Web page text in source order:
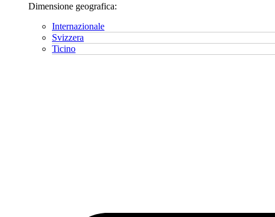
Dimensione geografica:
Internazionale
Svizzera
Ticino